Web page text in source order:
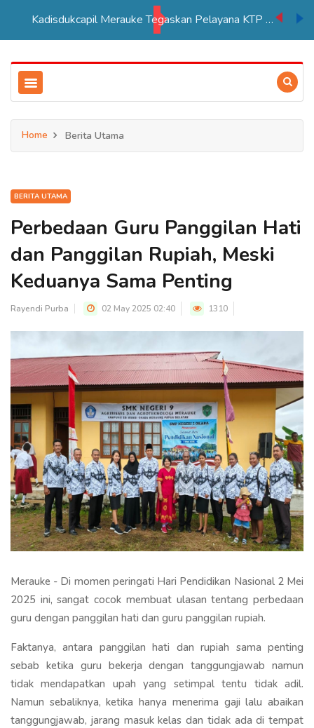
Kadisdukcapil Merauke Tegaskan Pelayana KTP Sesuai SOP
Home Berita Utama
BERITA UTAMA
Perbedaan Guru Panggilan Hati
dan Panggilan Rupiah, Meski
Keduanya Sama Penting
Rayendi Purba 02 May 2025 02:40 1310
Merauke - Di momen peringati Hari Pendidikan Nasional 2 Mei
2025 ini, sangat cocok membuat ulasan tentang perbedaan
guru dengan panggilan hati dan guru panggilan rupiah.
Faktanya, antara panggilan hati dan rupiah sama penting
sebab ketika guru bekerja dengan tanggungjawab namun
tidak mendapatkan upah yang setimpal tentu tidak adil.
Namun sebaliknya, ketika hanya menerima gaji lalu abaikan
tanggungjawab, jarang masuk kelas dan tidak ada di tempat